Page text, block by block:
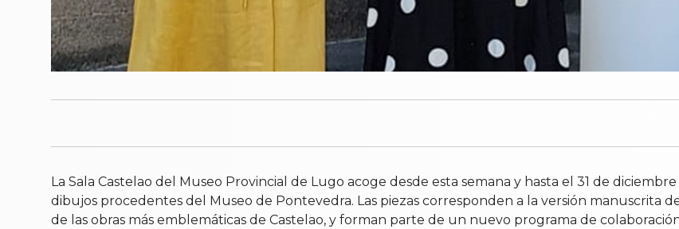
La Sala Castelao del Museo Provincial de Lugo acoge desde esta semana y hasta el 31 de
dibujos procedentes del Museo de Pontevedra. Las piezas corresponden a la versión manuscrita
de las obras más emblemáticas de Castelao, y forman parte de un nuevo programa de